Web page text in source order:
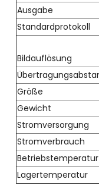
Ausgabe
Standardprotokoll
Bildauflösung
Größe
Gewicht
Stromversorgung
Stromverbrauch
Betriebstemperatur
Lagertemperatur